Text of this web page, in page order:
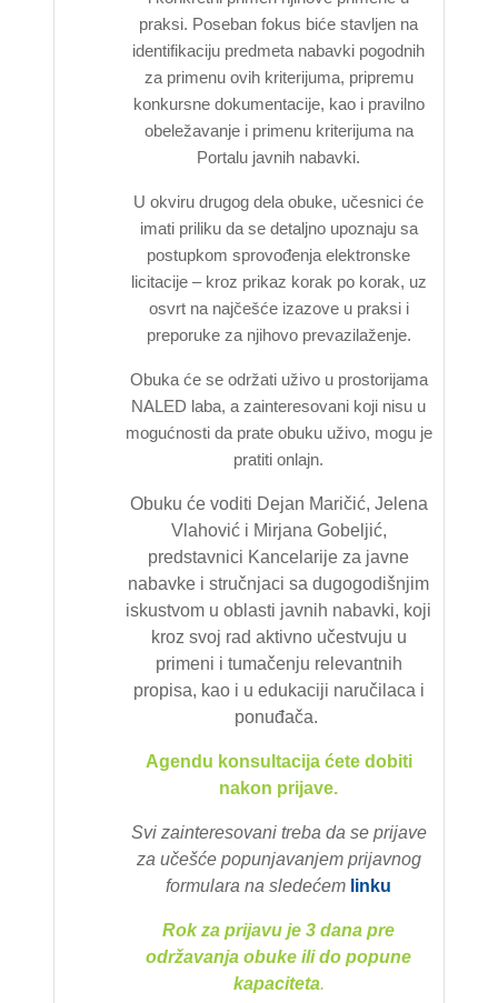
praksi. Poseban fokus biće stavljen na
identifikaciju predmeta nabavki pogodnih
za primenu ovih kriterijuma, pripremu
konkursne dokumentacije, kao i pravilno
obeležavanje i primenu kriterijuma na
Portalu javnih nabavki.
U okviru drugog dela obuke, učesnici će
imati priliku da se detaljno upoznaju sa
postupkom sprovođenja elektronske
licitacije – kroz prikaz korak po korak, uz
osvrt na najčešće izazove u praksi i
preporuke za njihovo prevazilaženje.
Obuka će se održati uživo u prostorijama
NALED laba, a zainteresovani koji nisu u
mogućnosti da prate obuku uživo, mogu je
pratiti onlajn.
Obuku će voditi Dejan Maričić, Jelena
Vlahović i Mirjana Gobeljić,
predstavnici Kancelarije za javne
nabavke i stručnjaci sa dugogodišnjim
iskustvom u oblasti javnih nabavki, koji
kroz svoj rad aktivno učestvuju u
primeni i tumačenju relevantnih
propisa, kao i u edukaciji naručilaca i
ponuđača.
Agendu konsultacija ćete dobiti
nakon prijave.
Svi zainteresovani treba da se prijave
za učešće popunjavanjem prijavnog
formulara na sledećem linku
Rok za prijavu je 3 dana pre
održavanja obuke ili do popune
kapaciteta.